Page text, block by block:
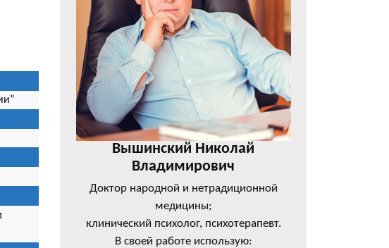
Вышинский Николай
Владимирович
Доктор народной и нетрадиционной
медицины;
клинический психолог, психотерапевт.
В своей работе использую: